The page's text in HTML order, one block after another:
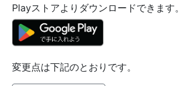
Playストアよりダウンロードできます。
変更点は下記のとおりです。